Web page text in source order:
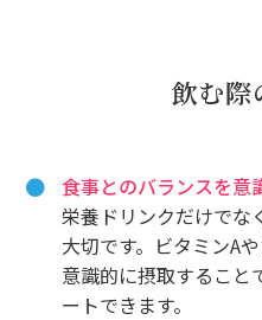
飲む際
食事とのバランスを意
栄養ドリンクだけでな
大切です。ビタミンA
意識的に摂取すること
ートできます。